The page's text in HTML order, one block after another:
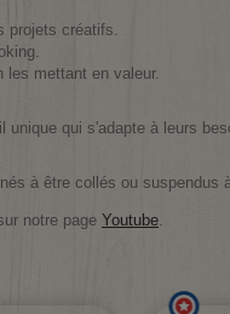
projets créatifs.
les mettant en valeur.
qui s'adapte à leurs
à être collés ou suspendus
notre page Youtube.